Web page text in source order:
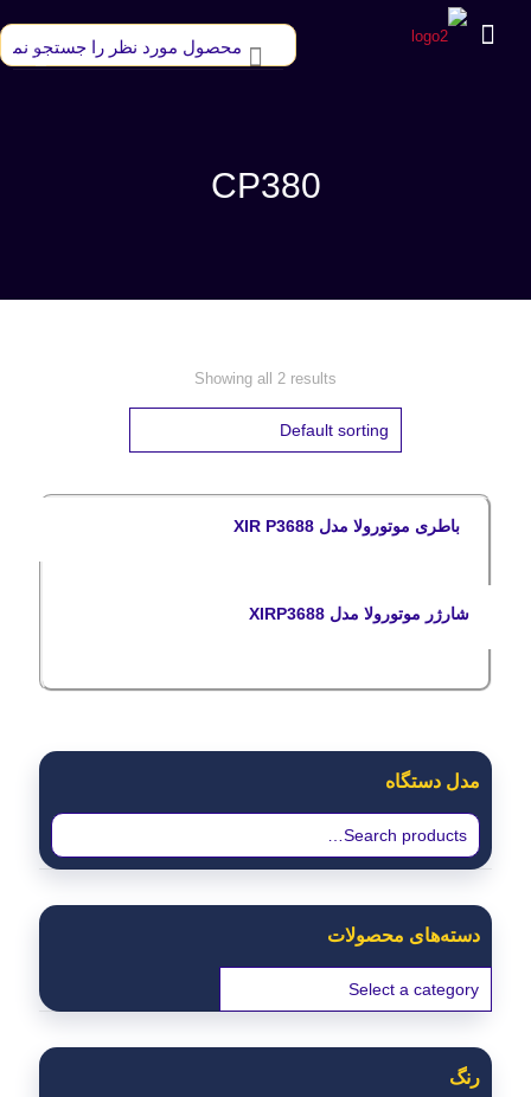
CP380
Showing all 2 results
باطری موتورولا مدل XIR P3688
شارژر موتورولا مدل XIRP3688
مدل دستگاه
دسته‌های محصولات
رنگ